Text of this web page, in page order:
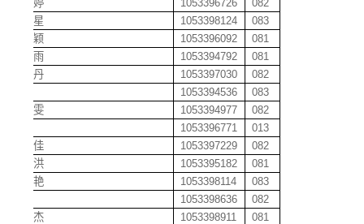
段小婷
1053396726
082
段星星
1053398124
083
段潇颖
1053396092
081
樊冰雨
1053394792
081
樊丽丹
1053397030
082
1053394536
083
樊子雯
1053394977
082
1053396771
013
范乐佳
1053397229
082
范青洪
1053395182
081
范如艳
1053398114
083
1053398636
082
范亚杰
1053398911
081